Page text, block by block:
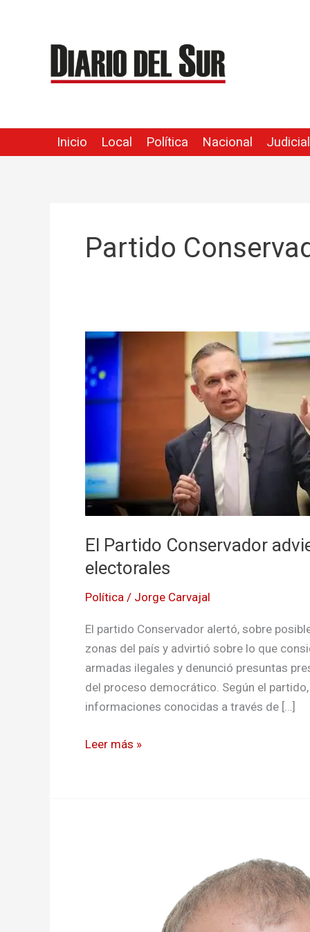
contenido
Inicio Local Política Nacional Judicial
Partido
El Partido Conservador
electorales
Política / Jorge Carvajal
El partido Conservador alertó, sobre
zonas del país y advirtió sobre lo que
armadas ilegales y denunció presuntas
del proceso democrático. Según el
informaciones conocidas a través de […]
El
Partido
Conservador
advierte
riesgos
electorales
Leer más »